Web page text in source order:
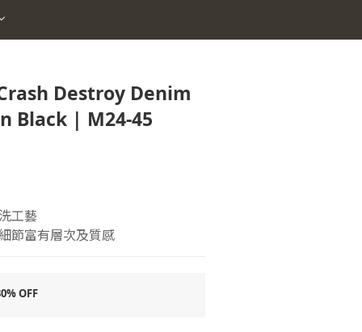
Destroy Denim
Black | M24-45
工藝
節富有層次及質感
OFF